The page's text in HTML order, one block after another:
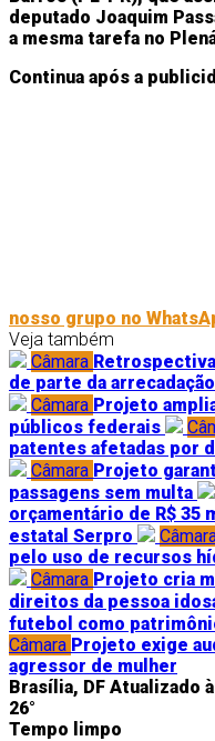
deputado Joaquim
a mesma tarefa no
Continua após a
nosso grupo no
Veja também
Câmara
de parte da
Câmara Projeto
públicos federais
patentes afetadas por
Câmara Projeto
passagens sem multa
orçamentário de R$ 35
estatal Serpro
pelo uso de recursos
Câmara Projeto cria
direitos da pessoa
futebol como
Câmara Projeto exige
agressor de mulher
Brasília, DF Atualizado
26°
Tempo limpo